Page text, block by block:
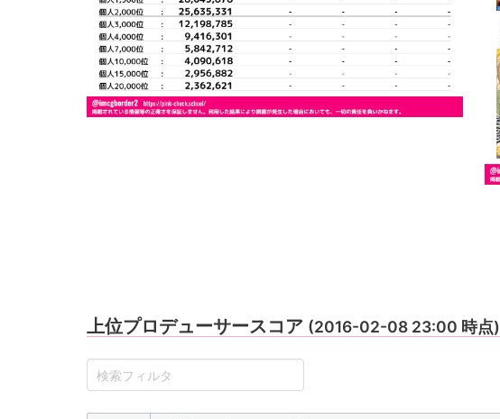
上位プロデューサースコア (2016-02-08 23:00 時点)